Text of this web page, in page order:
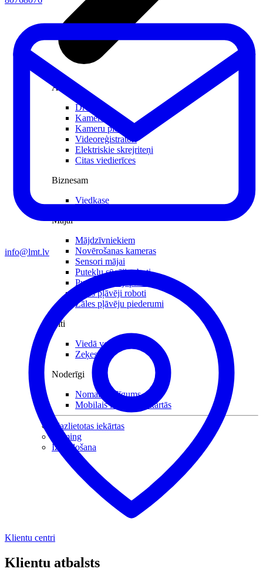
Atpūtai
Droni
Kameras
Kameru piederumi
Videoreģistratori
Elektriskie skrejriteņi
Citas viedierīces
Biznesam
Viedkase
Mājai
Mājdzīvniekiem
Novērošanas kameras
Sensori mājai
Putekļu sūcēji roboti
Putekļu sūcēji piederumi
Zāles pļāvēji roboti
Zāles pļāvēju piederumi
Citi
Viedā veselība
Zeķes
Noderīgi
Nomaksas līgums
Mobilais internets iekārtās
Mazlietotas iekārtas
Gaming
Izpārdošana
info@lmt.lv
Klientu centri
Klientu atbalsts